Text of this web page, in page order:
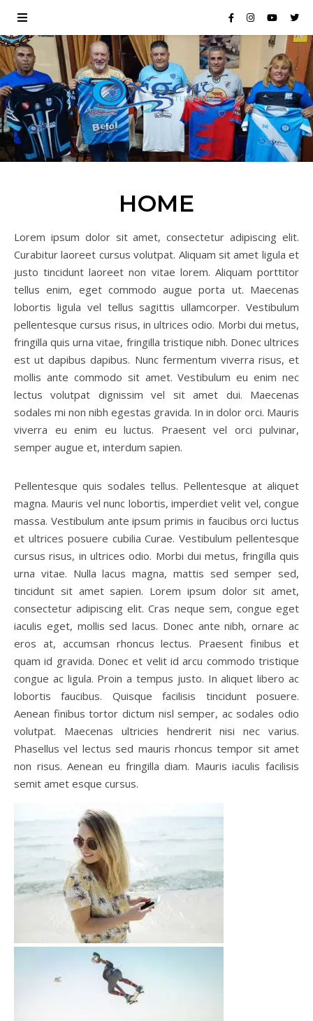
HOME
Lorem ipsum dolor sit amet, consectetur adipiscing elit.
Curabitur laoreet cursus volutpat. Aliquam sit amet ligula et
justo tincidunt laoreet non vitae lorem. Aliquam porttitor
tellus enim, eget commodo augue porta ut. Maecenas
lobortis ligula vel tellus sagittis ullamcorper. Vestibulum
pellentesque cursus risus, in ultrices odio. Morbi dui metus,
fringilla quis urna vitae, fringilla tristique nibh. Donec ultrices
est ut dapibus dapibus. Nunc fermentum viverra risus, et
mollis ante commodo sit amet. Vestibulum eu enim nec
lectus volutpat dignissim vel sit amet dui. Maecenas
sodales mi non nibh egestas gravida. In in dolor orci. Mauris
viverra eu enim eu luctus. Praesent vel orci pulvinar,
semper augue et, interdum sapien.
Pellentesque quis sodales tellus. Pellentesque at aliquet
magna. Mauris vel nunc lobortis, imperdiet velit vel, congue
massa. Vestibulum ante ipsum primis in faucibus orci luctus
et ultrices posuere cubilia Curae. Vestibulum pellentesque
cursus risus, in ultrices odio. Morbi dui metus, fringilla quis
urna vitae. Nulla lacus magna, mattis sed semper sed,
tincidunt sit amet sapien. Lorem ipsum dolor sit amet,
consectetur adipiscing elit. Cras neque sem, congue eget
iaculis eget, mollis sed lacus. Donec ante nibh, ornare ac
eros at, accumsan rhoncus lectus. Praesent finibus et
quam id gravida. Donec et velit id arcu commodo tristique
congue ac ligula. Proin a tempus justo. In aliquet libero ac
lobortis faucibus. Quisque facilisis tincidunt posuere.
Aenean finibus tortor dictum nisl semper, ac sodales odio
volutpat. Maecenas ultricies hendrerit nisi nec varius.
Phasellus vel lectus sed mauris rhoncus tempor sit amet
non risus. Aenean eu fringilla diam. Mauris iaculis facilisis
semit amet esque cursus.